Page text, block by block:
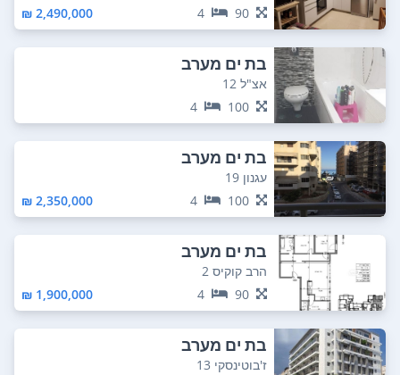
90
4
2,490,000 ₪
בת ים מערב
אצ"ל 12
100
4
בת ים מערב
עגנון 19
100
4
2,350,000 ₪
בת ים מערב
הרב קוקיס 2
90
4
1,900,000 ₪
בת ים מערב
ז'בוטינסקי 13